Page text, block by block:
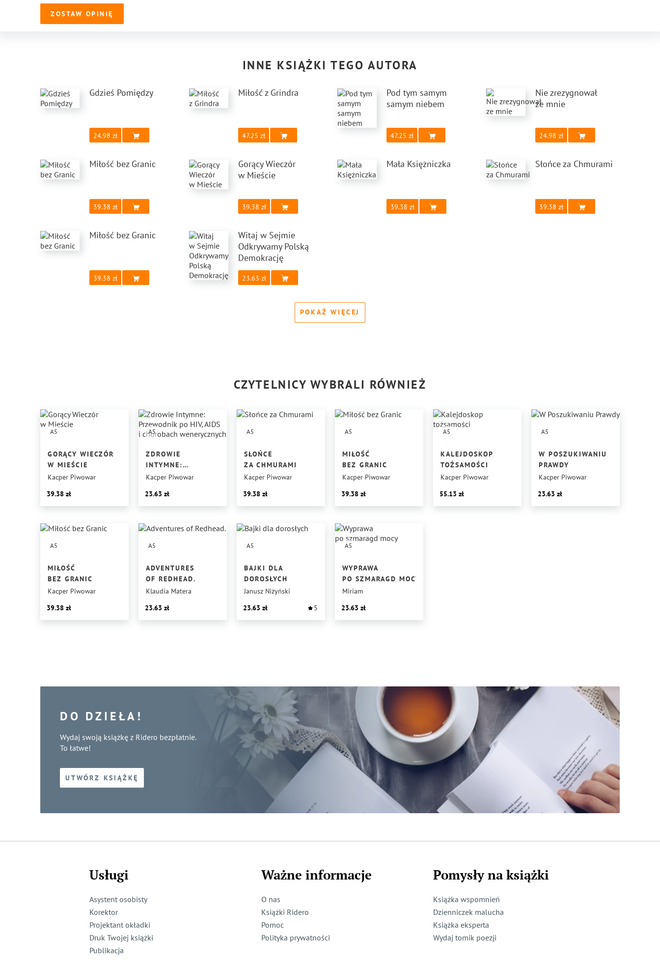
ZOSTAW OPINIĘ
INNE KSIĄŻKI TEGO AUTORA
Gdzieś Pomiędzy
24.98
Miłość z Grindra
47.25
Pod tym samym
samym niebem
47.25
Nie zrezygnował
ze mnie
24.98
Miłość bez Granic
39.38
Gorący Wieczór
w Mieście
39.38
Mała Księżniczka
39.38
Słońce za Chmurami
39.38
Miłość bez Granic
39.38
Witaj w Sejmie
Odkrywamy Polską
Demokrację
23.63
POKAŻ WIĘCEJ
CZYTELNICY WYBRALI RÓWNIEŻ
A5
GORĄCY WIECZÓR
W MIEŚCIE
Kacper Piwowar
39.38
A5
ZDROWIE
INTYMNE:
PRZEWODNIK
I CHOROBACH
WENERYCZNYCH
Kacper Piwowar
23.63
A5
SŁOŃCE
ZA CHMURAMI
Kacper Piwowar
39.38
A5
MIŁOŚĆ
BEZ GRANIC
Kacper Piwowar
39.38
A5
KALEJDOSKOP
TOŻSAMOŚCI
Kacper Piwowar
55.13
A5
W POSZUKIWANIU
PRAWDY
Kacper Piwowar
23.63
A5
MIŁOŚĆ
BEZ GRANIC
Kacper Piwowar
39.38
A5
ADVENTURES
OF REDHEAD.
Klaudia Matera
23.63
A5
BAJKI DLA
DOROSŁYCH
Janusz Niżyński
23.63
5
A5
WYPRAWA
PO SZMARAGD MOCY
Miriam
23.63
DO DZIEŁA!
Wydaj swoją książkę z Ridero bezpłatnie.
To łatwe!
UTWÓRZ KSIĄŻKĘ
Usługi
Asystent osobisty
Korektor
Projektant okładki
Druk Twojej książki
Publikacja
Ważne informacje
O nas
Książki Ridero
Pomoc
Polityka prywatności
Pomysły na książki
Książka wspomnień
Dzienniczek malucha
Książka eksperta
Wydaj tomik poezji